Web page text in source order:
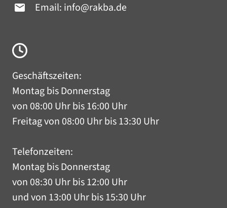
Email: info@rakba.de
Geschäftszeiten:
Montag bis Donnerstag
von 08:00 Uhr bis 16:00 Uhr
Freitag von 08:00 Uhr bis 13:30 Uhr
Telefonzeiten:
Montag bis Donnerstag
von 08:30 Uhr bis 12:00 Uhr
und von 13:00 Uhr bis 15:30 Uhr